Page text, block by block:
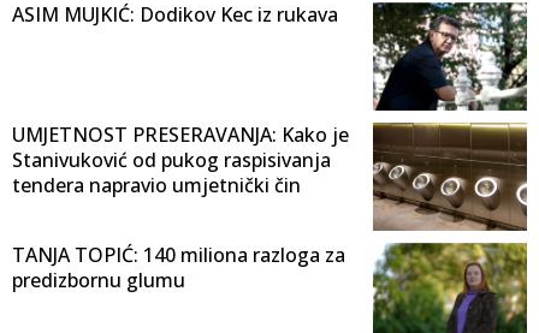
ASIM MUJKIĆ: Dodikov Kec iz rukava
UMJETNOST PRESERAVANJA: Kako je
Stanivuković od pukog raspisivanja
tendera napravio umjetnički čin
TANJA TOPIĆ: 140 miliona razloga za
predizbornu glumu